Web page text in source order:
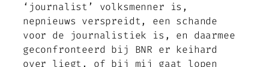
‘journalist’ volksmenner is,
nepnieuws verspreidt, een schande
voor de journalistiek is, en daarmee
geconfronteerd bij BNR er keihard
over liegt, of bij mij gaat lopen